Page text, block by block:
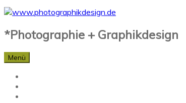
*Photographie + Graphikdesign
Menü